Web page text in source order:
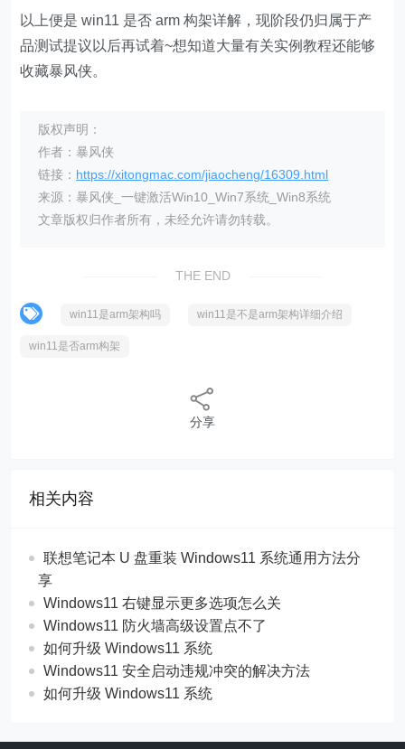
以上便是 win11 是否 arm 构架详解，现阶段仍归属于产
品测试提议以后再试着~想知道大量有关实例教程还能够
收藏暴风侠。
版权声明：
作者：暴风侠
链接： https://xitongmac.com/jiaocheng/16309.html
来源：暴风侠_一键激活Win10_Win7系统_Win8系统
文章版权归作者所有，未经允许请勿转载。
THE END
win11是arm架构吗 win11是不是arm架构详细介绍
win11是否arm构架
分享
相关内容
联想笔记本 U 盘重装 Windows11 系统通用方法分
享
Windows11 右键显示更多选项怎么关
Windows11 防火墙高级设置点不了
如何升级 Windows11 系统
Windows11 安全启动违规冲突的解决方法
如何升级 Windows11 系统